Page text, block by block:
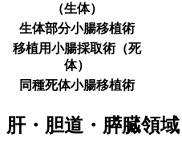
（生体）
生体部分小腸移植術
移植用小腸採取術（死
体）
同種死体小腸移植術
肝・胆道・膵臓領域